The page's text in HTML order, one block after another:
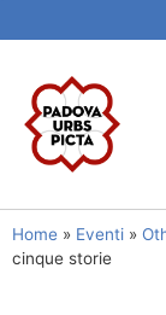
Home » Eventi »
cinque storie